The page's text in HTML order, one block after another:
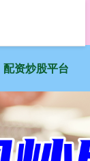
配资炒股平台